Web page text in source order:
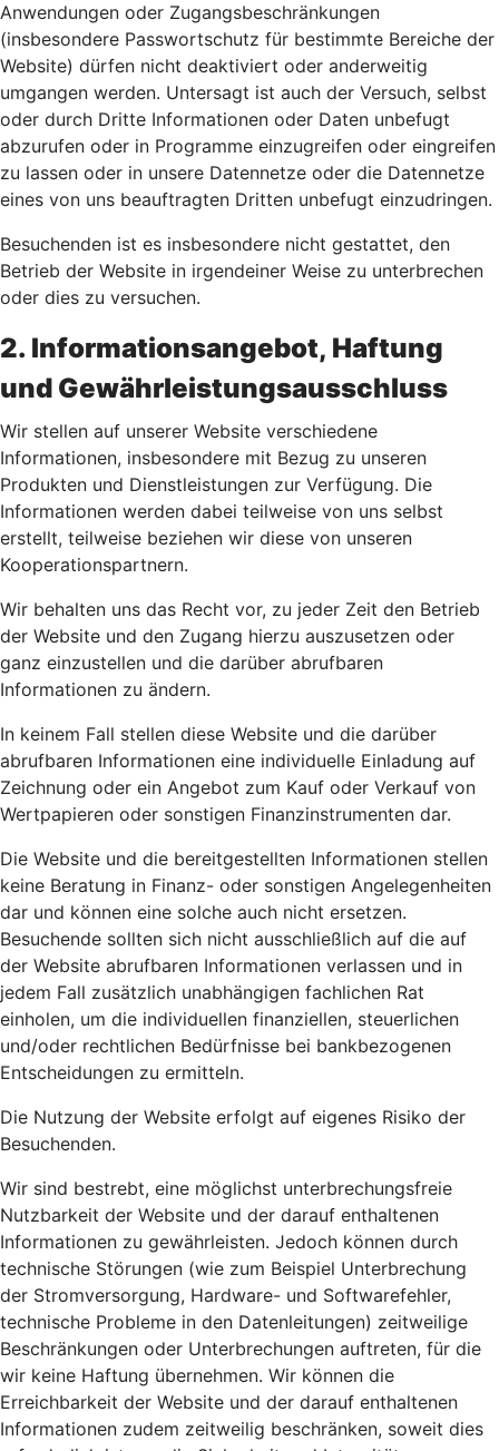
Anwendungen oder Zugangsbeschränkungen
(insbesondere Passwortschutz für bestimmte Bereiche der
Website) dürfen nicht deaktiviert oder anderweitig
umgangen werden. Untersagt ist auch der Versuch, selbst
oder durch Dritte Informationen oder Daten unbefugt
abzurufen oder in Programme einzugreifen oder eingreifen
zu lassen oder in unsere Datennetze oder die Datennetze
eines von uns beauftragten Dritten unbefugt einzudringen.
Besuchenden ist es insbesondere nicht gestattet, den
Betrieb der Website in irgendeiner Weise zu unterbrechen
oder dies zu versuchen.
2. Informationsangebot, Haftung
und Gewährleistungsausschluss
Wir stellen auf unserer Website verschiedene
Informationen, insbesondere mit Bezug zu unseren
Produkten und Dienstleistungen zur Verfügung. Die
Informationen werden dabei teilweise von uns selbst
erstellt, teilweise beziehen wir diese von unseren
Kooperationspartnern.
Wir behalten uns das Recht vor, zu jeder Zeit den Betrieb
der Website und den Zugang hierzu auszusetzen oder
ganz einzustellen und die darüber abrufbaren
Informationen zu ändern.
In keinem Fall stellen diese Website und die darüber
abrufbaren Informationen eine individuelle Einladung auf
Zeichnung oder ein Angebot zum Kauf oder Verkauf von
Wertpapieren oder sonstigen Finanzinstrumenten dar.
Die Website und die bereitgestellten Informationen stellen
keine Beratung in Finanz- oder sonstigen Angelegenheiten
dar und können eine solche auch nicht ersetzen.
Besuchende sollten sich nicht ausschließlich auf die auf
der Website abrufbaren Informationen verlassen und in
jedem Fall zusätzlich unabhängigen fachlichen Rat
einholen, um die individuellen finanziellen, steuerlichen
und/oder rechtlichen Bedürfnisse bei bankbezogenen
Entscheidungen zu ermitteln.
Die Nutzung der Website erfolgt auf eigenes Risiko der
Besuchenden.
Wir sind bestrebt, eine möglichst unterbrechungsfreie
Nutzbarkeit der Website und der darauf enthaltenen
Informationen zu gewährleisten. Jedoch können durch
technische Störungen (wie zum Beispiel Unterbrechung
der Stromversorgung, Hardware- und Softwarefehler,
technische Probleme in den Datenleitungen) zeitweilige
Beschränkungen oder Unterbrechungen auftreten, für die
wir keine Haftung übernehmen. Wir können die
Erreichbarkeit der Website und der darauf enthaltenen
Informationen zudem zeitweilig beschränken, soweit dies